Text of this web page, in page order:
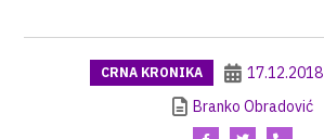
CRNA KRONIKA 17.12.2018
Branko Obradović